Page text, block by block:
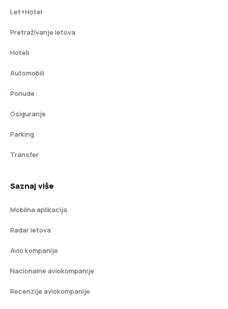
Let+Hotel
Pretraživanje letova
Hoteli
Automobili
Ponude
Osiguranje
Parking
Transfer
Saznaj više
Mobilna aplikacija
Radar letova
Avio kompanije
Nacionalne aviokompanije
Recenzije aviokompanije